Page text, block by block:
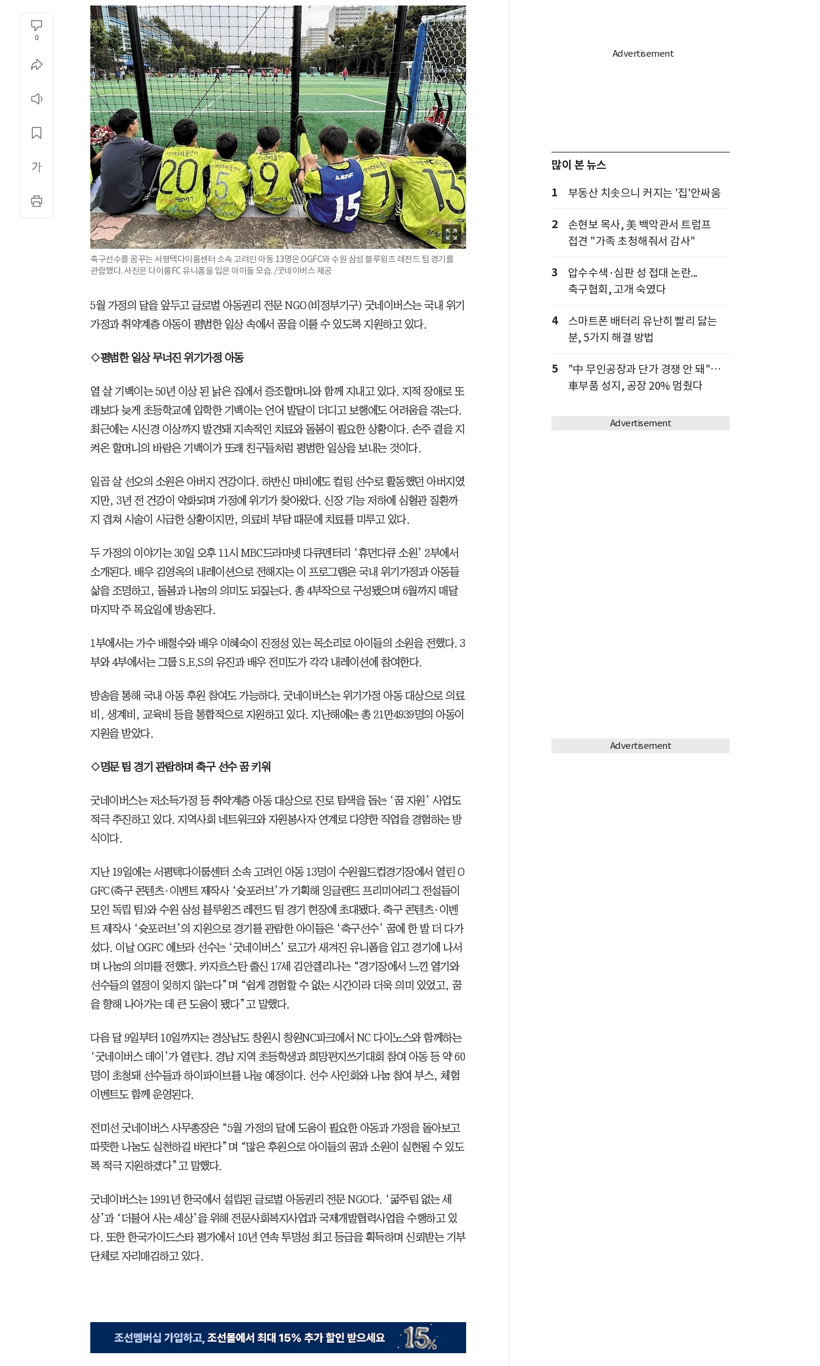
0
축구선수를 꿈꾸는 서평택다이룸센터 소속 고려인 아동 13명은 OGFC와 수원 삼성 블루윙즈 레전드 팀 경기를
관람했다. 사진은 다이룸FC 유니폼을 입은 아이들 모습. /굿네이버스 제공
5월 가정의 달을 앞두고 글로벌 아동권리 전문 NGO(비정부기구) 굿네이버스는 국내 위기
가정과 취약계층 아동이 평범한 일상 속에서 꿈을 이룰 수 있도록 지원하고 있다.
◇평범한 일상 무너진 위기가정 아동
열 살 기백이는 50년 이상 된 낡은 집에서 증조할머니와 함께 지내고 있다. 지적 장애로 또
래보다 늦게 초등학교에 입학한 기백이는 언어 발달이 더디고 보행에도 어려움을 겪는다.
최근에는 시신경 이상까지 발견돼 지속적인 치료와 돌봄이 필요한 상황이다. 손주 곁을 지
켜온 할머니의 바람은 기백이가 또래 친구들처럼 평범한 일상을 보내는 것이다.
일곱 살 선오의 소원은 아버지 건강이다. 하반신 마비에도 컬링 선수로 활동했던 아버지였
지만, 3년 전 건강이 악화되며 가정에 위기가 찾아왔다. 신장 기능 저하에 심혈관 질환까
지 겹쳐 시술이 시급한 상황이지만, 의료비 부담 때문에 치료를 미루고 있다.
두 가정의 이야기는 30일 오후 11시 MBC드라마넷 다큐멘터리 ‘휴먼다큐 소원’ 2부에서
소개된다. 배우 김영옥의 내레이션으로 전해지는 이 프로그램은 국내 위기가정과 아동들
삶을 조명하고, 돌봄과 나눔의 의미도 되짚는다. 총 4부작으로 구성됐으며 6월까지 매달
마지막 주 목요일에 방송된다.
1부에서는 가수 배철수와 배우 이혜숙이 진정성 있는 목소리로 아이들의 소원을 전했다. 3
부와 4부에서는 그룹 S.E.S의 유진과 배우 전미도가 각각 내레이션에 참여한다.
방송을 통해 국내 아동 후원 참여도 가능하다. 굿네이버스는 위기가정 아동 대상으로 의료
비, 생계비, 교육비 등을 통합적으로 지원하고 있다. 지난해에는 총 21만4939명의 아동이
지원을 받았다.
◇명문 팀 경기 관람하며 축구 선수 꿈 키워
굿네이버스는 저소득가정 등 취약계층 아동 대상으로 진로 탐색을 돕는 ‘꿈 지원’ 사업도
적극 추진하고 있다. 지역사회 네트워크와 자원봉사자 연계로 다양한 직업을 경험하는 방
식이다.
지난 19일에는 서평택다이룸센터 소속 고려인 아동 13명이 수원월드컵경기장에서 열린 O
GFC(축구 콘텐츠·이벤트 제작사 ‘슛포러브’가 기획해 잉글랜드 프리미어리그 전설들이
모인 독립 팀)와 수원 삼성 블루윙즈 레전드 팀 경기 현장에 초대됐다. 축구 콘텐츠·이벤
트 제작사 ‘슛포러브’의 지원으로 경기를 관람한 아이들은 ‘축구선수’ 꿈에 한 발 더 다가
섰다. 이날 OGFC 에브라 선수는 ‘굿네이버스’ 로고가 새겨진 유니폼을 입고 경기에 나서
며 나눔의 의미를 전했다. 카자흐스탄 출신 17세 김안겔리나는 “경기장에서 느낀 열기와
선수들의 열정이 잊히지 않는다”며 “쉽게 경험할 수 없는 시간이라 더욱 의미 있었고, 꿈
을 향해 나아가는 데 큰 도움이 됐다”고 말했다.
다음 달 9일부터 10일까지는 경상남도 창원시 창원NC파크에서 NC 다이노스와 함께하는
‘굿네이버스 데이’가 열린다. 경남 지역 초등학생과 희망편지쓰기대회 참여 아동 등 약 60
명이 초청돼 선수들과 하이파이브를 나눌 예정이다. 선수 사인회와 나눔 참여 부스, 체험
이벤트도 함께 운영된다.
전미선 굿네이버스 사무총장은 “5월 가정의 달에 도움이 필요한 아동과 가정을 돌아보고
따뜻한 나눔도 실천하길 바란다”며 “많은 후원으로 아이들의 꿈과 소원이 실현될 수 있도
록 적극 지원하겠다”고 말했다.
굿네이버스는 1991년 한국에서 설립된 글로벌 아동권리 전문 NGO다. ‘굶주림 없는 세
상’과 ‘더불어 사는 세상’을 위해 전문사회복지사업과 국제개발협력사업을 수행하고 있
다. 또한 한국가이드스타 평가에서 10년 연속 투명성 최고 등급을 획득하며 신뢰받는 기부
단체로 자리매김하고 있다.
많이 본 뉴스
1
부동산 치솟으니 커지는 '집'안싸움
2
손현보 목사, 美 백악관서 트럼프
접견 "가족 초청해줘서 감사"
3
압수수색·심판 성 접대 논란...
축구협회, 고개 숙였다
4
스마트폰 배터리 유난히 빨리 닳는
분, 5가지 해결 방법
5
"中 무인공장과 단가 경쟁 안 돼"…
車부품 성지, 공장 20% 멈췄다